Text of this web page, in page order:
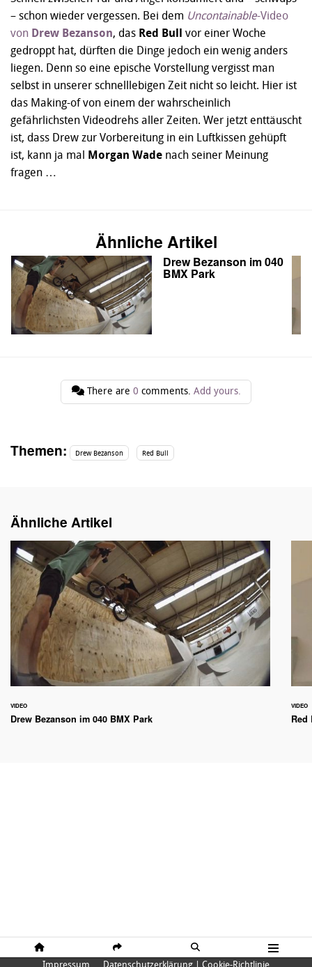
HOME SHARE SUCHE MENÜ
– schon wieder vergessen. Bei dem Uncontainable-Video
von Drew Bezanson, das Red Bull vor einer Woche
gedroppt hat, dürften die Dinge jedoch ein wenig anders
liegen. Denn so eine epische Vorstellung vergisst man
selbst in unserer schnelllebigen Zeit nicht so leicht. Hier ist
das Making-of von einem der wahrscheinlich
gefährlichsten Videodrehs aller Zeiten. Wer jetzt enttäuscht
ist, dass Drew zur Vorbereitung in ein Luftkissen gehüpft
ist, kann ja mal Morgan Wade nach seiner Meinung
fragen …
Ähnliche Artikel
Drew Bezanson im 040
BMX Park
There are 0 comments. Add yours.
Themen: Drew Bezanson Red Bull
Ähnliche Artikel
VIDEO
Drew Bezanson im 040 BMX Park
VIDEO
Red
Impressum Datenschutzerklärung | Cookie-Richtlinie